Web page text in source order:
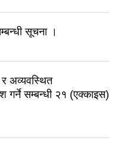
सूचना ।
र अव्यवस्थित
गर्ने सम्बन्धी २१ (एक्काइस)